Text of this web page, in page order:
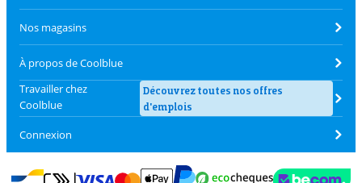
Nos magasins
À propos de Coolblue
Travailler chez
Coolblue
Découvrez toutes nos offres
d'emplois
Connexion